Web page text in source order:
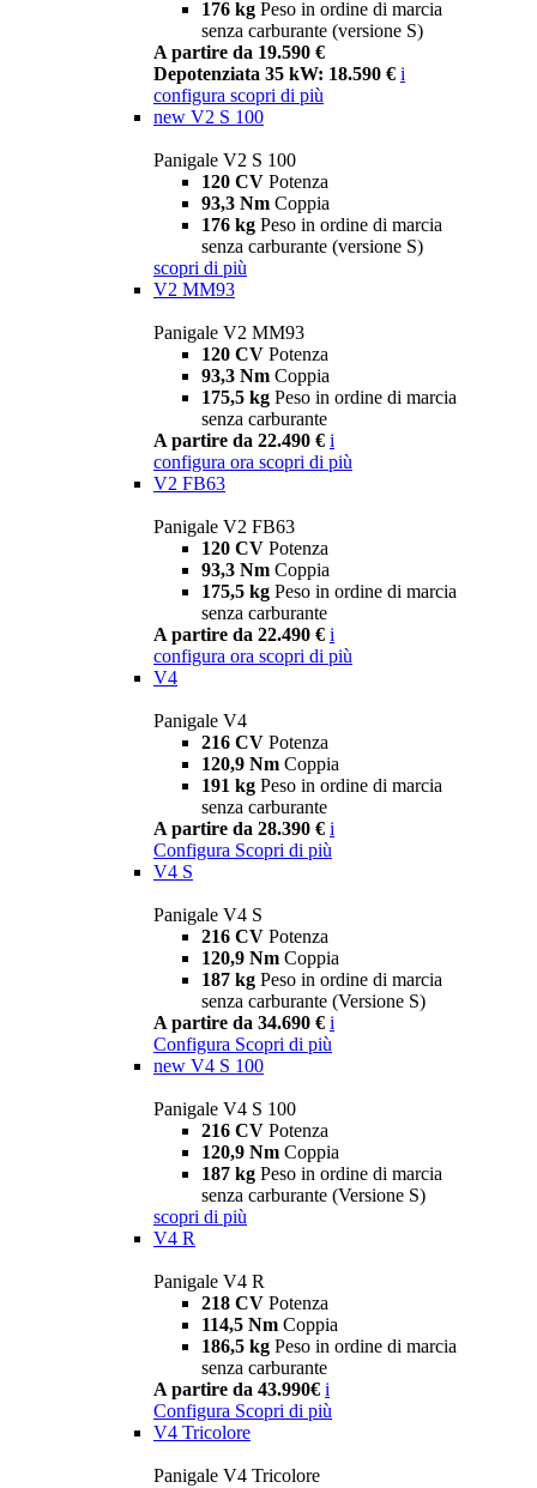
176 kg Peso in ordine di marcia
senza carburante (versione S)
A partire da 19.590 €
Depotenziata 35 kW: 18.590 € i
configura scopri di più
new V2 S 100
Panigale V2 S 100
120 CV Potenza
93,3 Nm Coppia
176 kg Peso in ordine di marcia
senza carburante (versione S)
scopri di più
V2 MM93
Panigale V2 MM93
120 CV Potenza
93,3 Nm Coppia
175,5 kg Peso in ordine di marcia
senza carburante
A partire da 22.490 € i
configura ora scopri di più
V2 FB63
Panigale V2 FB63
120 CV Potenza
93,3 Nm Coppia
175,5 kg Peso in ordine di marcia
senza carburante
A partire da 22.490 € i
configura ora scopri di più
V4
Panigale V4
216 CV Potenza
120,9 Nm Coppia
191 kg Peso in ordine di marcia
senza carburante
A partire da 28.390 € i
Configura Scopri di più
V4 S
Panigale V4 S
216 CV Potenza
120,9 Nm Coppia
187 kg Peso in ordine di marcia
senza carburante (Versione S)
A partire da 34.690 € i
Configura Scopri di più
new V4 S 100
Panigale V4 S 100
216 CV Potenza
120,9 Nm Coppia
187 kg Peso in ordine di marcia
senza carburante (Versione S)
scopri di più
V4 R
Panigale V4 R
218 CV Potenza
114,5 Nm Coppia
186,5 kg Peso in ordine di marcia
senza carburante
A partire da 43.990€ i
Configura Scopri di più
V4 Tricolore
Panigale V4 Tricolore